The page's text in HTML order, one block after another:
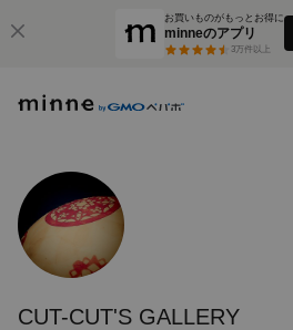
お買いものがもっとお得に
minneのアプリ
3万件以上
CUT-CUT'S GALLERY